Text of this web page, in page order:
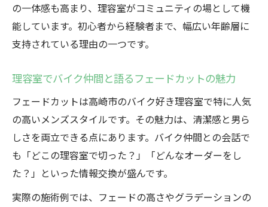
の一体感も高まり、理容室がコミュニティの場として機
能しています。初心者から経験者まで、幅広い年齢層に
支持されている理由の一つです。
理容室でバイク仲間と語るフェードカットの魅力
フェードカットは高崎市のバイク好き理容室で特に人気
の高いメンズスタイルです。その魅力は、清潔感と男ら
しさを両立できる点にあります。バイク仲間との会話で
も「どこの理容室で切った？」「どんなオーダーをし
た？」といった情報交換が盛んです。
実際の施術例では、フェードの高さやグラデーションの